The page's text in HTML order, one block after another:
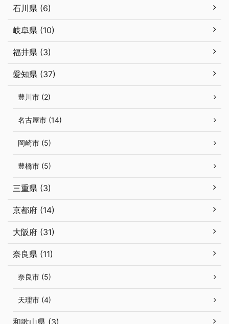
石川県 (6)
岐阜県 (10)
福井県 (3)
愛知県 (37)
豊川市 (2)
名古屋市 (14)
岡崎市 (5)
豊橋市 (5)
三重県 (3)
京都府 (14)
大阪府 (31)
奈良県 (11)
奈良市 (5)
天理市 (4)